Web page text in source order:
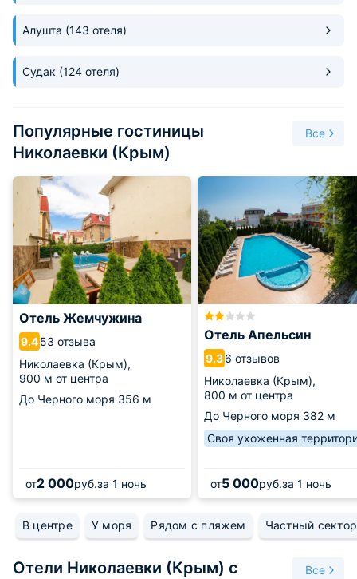
достопримечательности Крыма, а вечером Вас доставят в
поселок. Поселок очень подходит для семейного отдыха, а
частный сектор с радостью предлагает недорогое
Алушта (143 отеля)
Судак (124 отеля)
Популярные гостиницы
Николаевки (Крым)
Все
Отель Жемчужина
9.453 отзыва
Николаевка (Крым),
900 м от центра
До Черного моря 356 м
от2 000руб.за 1 ночь
Отель Апельсин
9.36 отзывов
Николаевка (Крым),
800 м от центра
До Черного моря 382 м
Своя ухоженная
от5 000руб.за 1 ночь
В центре У моря Рядом с пляжем Частный сектор
Отели Николаевки (Крым) с
Все